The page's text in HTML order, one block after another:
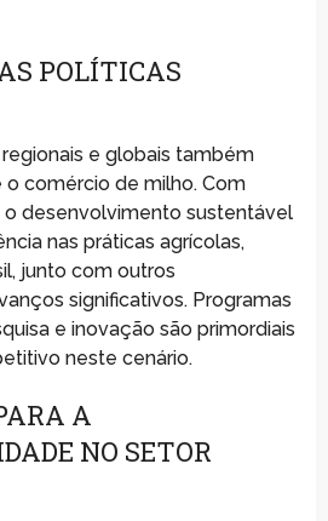
POLÍTICAS
e globais também
comércio de milho. Com
desenvolvimento sustentável
nas práticas agrícolas,
junto com outros
significativos. Programas
e inovação são primordiais
neste cenário.
A
NO SETOR